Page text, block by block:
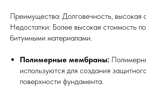
Преимущества: Долговечность, высокая
Недостатки: Более высокая стоимость
битумными материалами.
Полимерные мембраны:
используются для создания
поверхности фундамента.